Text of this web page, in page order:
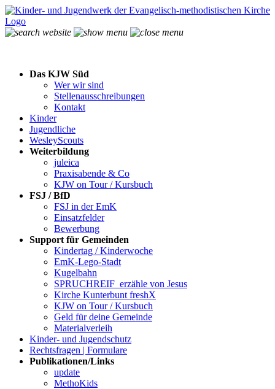
Das KJW Süd
Wer wir sind
Stellenausschreibungen
Kontakt
Kinder
Jugendliche
WesleyScouts
Weiterbildung
juleica
Praxisabende & Co
KJW on Tour / Kursbuch
FSJ / BfD
FSJ in der EmK
Einsatzfelder
Bewerbung
Support für Gemeinden
Kindertag / Kinderwoche
EmK-Lego-Stadt
Kugelbahn
SPRUCHREIF_erzähle von Jesus
Kirche Kunterbunt freshX
KJW on Tour / Kursbuch
Geld für deine Gemeinde
Materialverleih
Kinder- und Jugendschutz
Rechtsfragen | Formulare
Publikationen/Links
update
MethoKids